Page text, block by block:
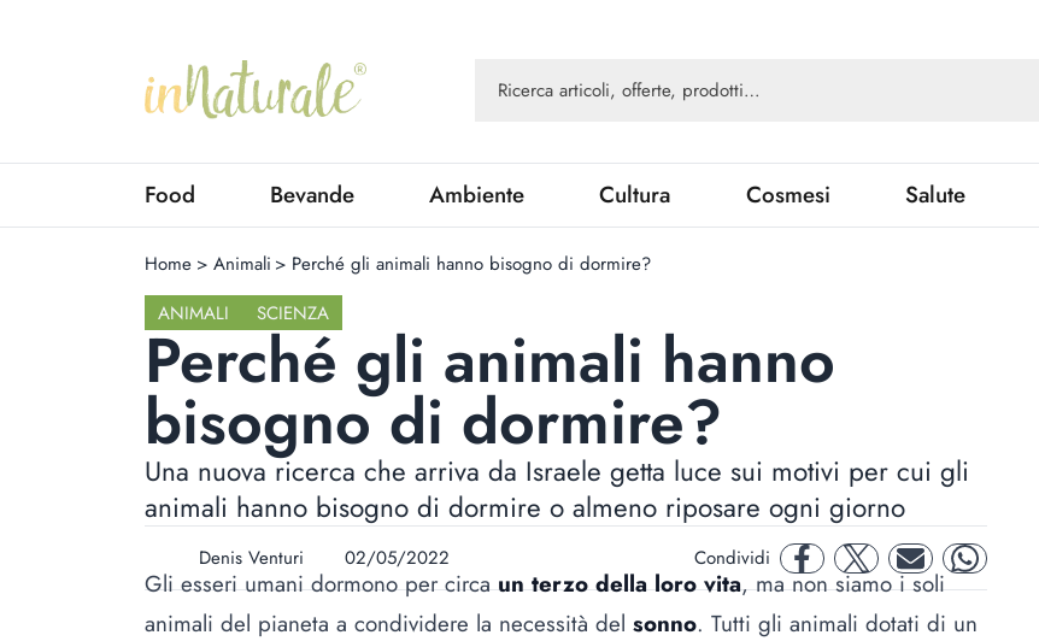
Food Bevande Ambiente Cultura Cosmesi Salute
Home > Animali > Perché gli animali hanno bisogno di dormire?
ANIMALI
SCIENZA
Perché gli animali hanno
bisogno di dormire?
Una nuova ricerca che arriva da Israele getta luce sui motivi per cui gli
animali hanno bisogno di dormire o almeno riposare ogni giorno
Denis Venturi 02/05/2022 Condividi facebooktwitter mail whatsapp
Gli esseri umani dormono per circaun terzo della loro vita, ma non siamo i soli
animali del pianeta a condividere la necessità del sonno. Tutti gli animali dotati di un